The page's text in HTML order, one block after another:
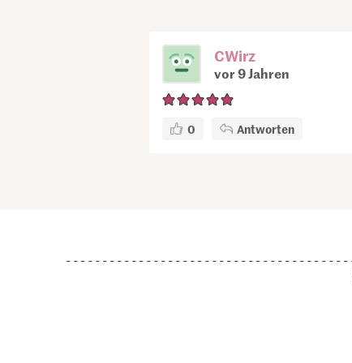
CWirz
vor 9 Jahren
0 Antworten